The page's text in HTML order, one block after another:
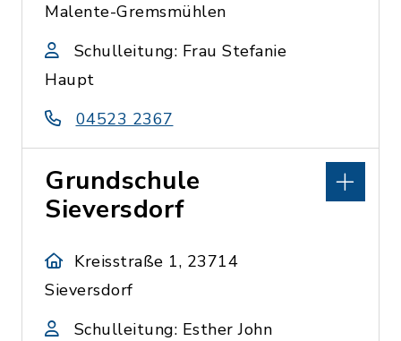
Malente-Gremsmühlen
Schulleitung: Frau Stefanie
Haupt
04523 2367
Grundschule
Sieversdorf
Kreisstraße 1, 23714
Sieversdorf
Schulleitung: Esther John